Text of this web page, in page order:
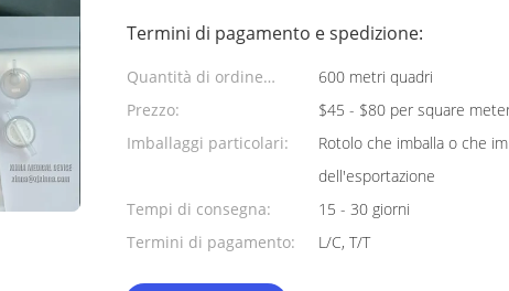
Termini di pagamento e spedizione:
Quantità di ordine
minimo:
600 metri quadri
Prezzo:
$45 - $80 per square
Imballaggi particolari:
Rotolo che imballa o che
dell'esportazione
Tempi di consegna:
15 - 30 giorni
Termini di pagamento:
L/C, T/T